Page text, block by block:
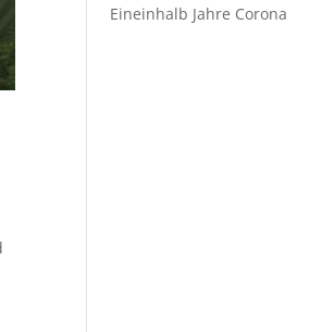
Eineinhalb Jahre Corona